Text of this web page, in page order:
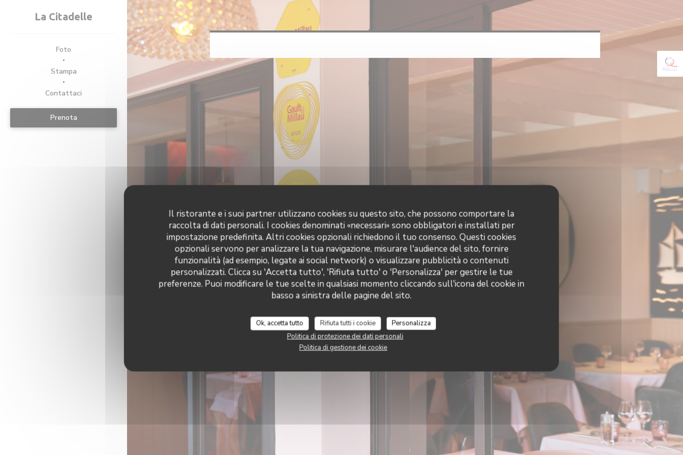
Personalizzazione delle tue scelte sui cookie
Il ristorante e i suoi partner utilizzano cookies su questo sito, che possono comportare la
raccolta di dati personali. I cookies denominati «necessari» sono obbligatori e installati per
impostazione predefinita. Altri cookies opzionali richiedono il tuo consenso. Questi cookies
opzionali servono per analizzare la tua navigazione, misurare l'audience del sito, fornire
funzionalità (ad esempio, legate ai social network) o visualizzare pubblicità o contenuti
personalizzati. Clicca su 'Accetta tutto', 'Rifiuta tutto' o 'Personalizza' per gestire le tue
preferenze. Puoi modificare le tue scelte in qualsiasi momento cliccando sull'icona del cookie in
basso a sinistra delle pagine del sito.
Ok, accetta tutto Rifiuta tutti i cookie
Personalizza
Politica di protezione dei dati personali
Politica di gestione dei cookie
La Citadelle
Foto
Stampa
Contattaci
Prenota
La Citadelle